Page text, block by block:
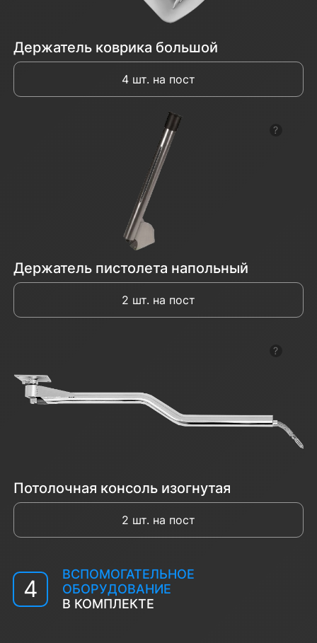
Держатель коврика большой
4 шт. на пост
Держатель пистолета напольный
2 шт. на пост
Потолочная консоль изогнутая
2 шт. на пост
4
ВСПОМОГАТЕЛЬНОЕ
ОБОРУДОВАНИЕ
В КОМПЛЕКТЕ